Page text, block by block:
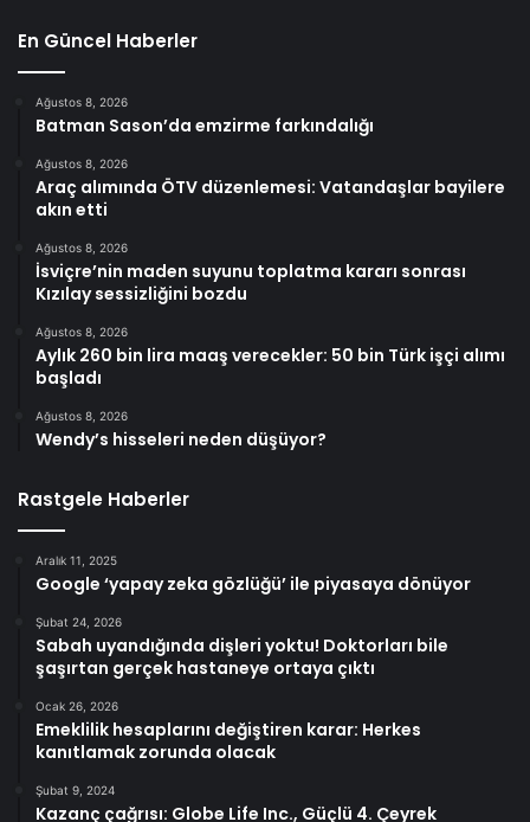
En Güncel Haberler
Ağustos 8, 2026
Batman Sason’da emzirme farkındalığı
Ağustos 8, 2026
Araç alımında ÖTV düzenlemesi: Vatandaşlar bayilere
akın etti
Ağustos 8, 2026
İsviçre’nin maden suyunu toplatma kararı sonrası
Kızılay sessizliğini bozdu
Ağustos 8, 2026
Aylık 260 bin lira maaş verecekler: 50 bin Türk işçi alımı
başladı
Ağustos 8, 2026
Wendy’s hisseleri neden düşüyor?
Rastgele Haberler
Aralık 11, 2025
Google ‘yapay zeka gözlüğü’ ile piyasaya dönüyor
Şubat 24, 2026
Sabah uyandığında dişleri yoktu! Doktorları bile
şaşırtan gerçek hastaneye ortaya çıktı
Ocak 26, 2026
Emeklilik hesaplarını değiştiren karar: Herkes
kanıtlamak zorunda olacak
Şubat 9, 2024
Kazanç çağrısı: Globe Life Inc., Güçlü 4. Çeyrek